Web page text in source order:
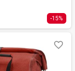
-15%